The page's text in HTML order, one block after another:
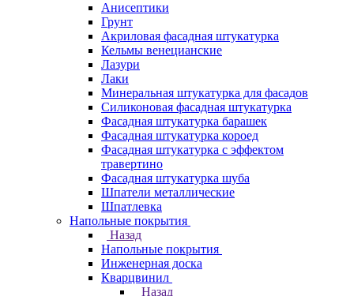
Анисептики
Грунт
Акриловая фасадная штукатурка
Кельмы венецианские
Лазури
Лаки
Минеральная штукатурка для фасадов
Силиконовая фасадная штукатурка
Фасадная штукатурка барашек
Фасадная штукатурка короед
Фасадная штукатурка с эффектом
травертино
Фасадная штукатурка шуба
Шпатели металлические
Шпатлевка
Напольные покрытия
Назад
Напольные покрытия
Инженерная доска
Кварцвинил
Назад